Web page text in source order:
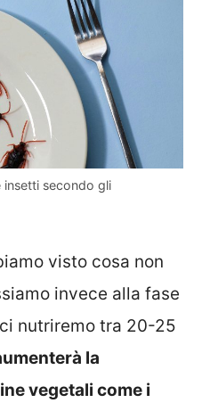
insetti secondo gli
visto cosa non
invece alla fase
nutriremo tra 20-25
la
vegetali come i